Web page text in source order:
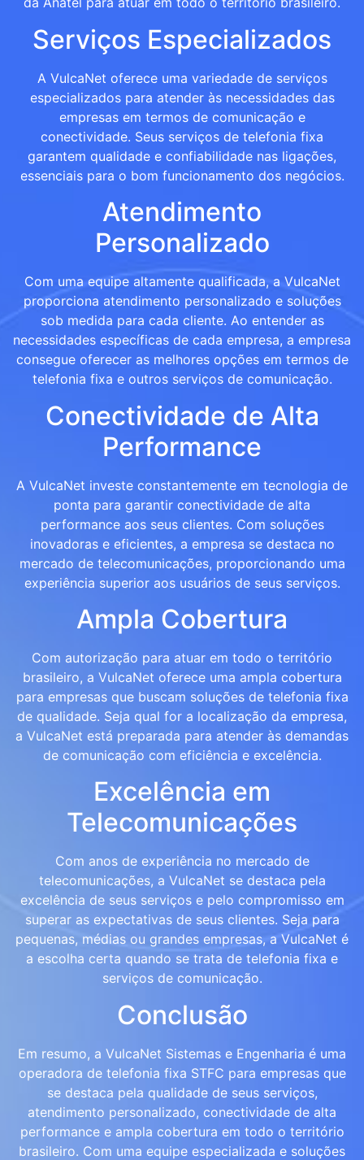
Serviços Especializados
A VulcaNet oferece uma variedade de serviços
especializados para atender às necessidades das
empresas em termos de comunicação e
conectividade. Seus serviços de telefonia fixa
garantem qualidade e confiabilidade nas ligações,
essenciais para o bom funcionamento dos negócios.
Atendimento
Personalizado
Com uma equipe altamente qualificada, a VulcaNet
proporciona atendimento personalizado e soluções
sob medida para cada cliente. Ao entender as
necessidades específicas de cada empresa, a empresa
consegue oferecer as melhores opções em termos de
telefonia fixa e outros serviços de comunicação.
Conectividade de Alta
Performance
A VulcaNet investe constantemente em tecnologia de
ponta para garantir conectividade de alta
performance aos seus clientes. Com soluções
inovadoras e eficientes, a empresa se destaca no
mercado de telecomunicações, proporcionando uma
experiência superior aos usuários de seus serviços.
Ampla Cobertura
Com autorização para atuar em todo o território
brasileiro, a VulcaNet oferece uma ampla cobertura
para empresas que buscam soluções de telefonia fixa
de qualidade. Seja qual for a localização da empresa,
a VulcaNet está preparada para atender às demandas
de comunicação com eficiência e excelência.
Excelência em
Telecomunicações
Com anos de experiência no mercado de
telecomunicações, a VulcaNet se destaca pela
excelência de seus serviços e pelo compromisso em
superar as expectativas de seus clientes. Seja para
pequenas, médias ou grandes empresas, a VulcaNet é
a escolha certa quando se trata de telefonia fixa e
serviços de comunicação.
Conclusão
Em resumo, a VulcaNet Sistemas e Engenharia é uma
operadora de telefonia fixa STFC para empresas que
se destaca pela qualidade de seus serviços,
atendimento personalizado, conectividade de alta
performance e ampla cobertura em todo o território
brasileiro. Com uma equipe especializada e soluções